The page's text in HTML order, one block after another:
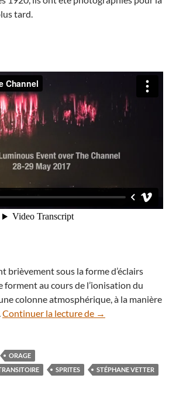
tard.
brièvement sous la forme d’éclairs
forment au cours de l’ionisation du
colonne atmosphérique, à la manière
Continuer la lecture de En vidéo : des
→
ORAGE
SPRITES
STÉPHANE VETTER